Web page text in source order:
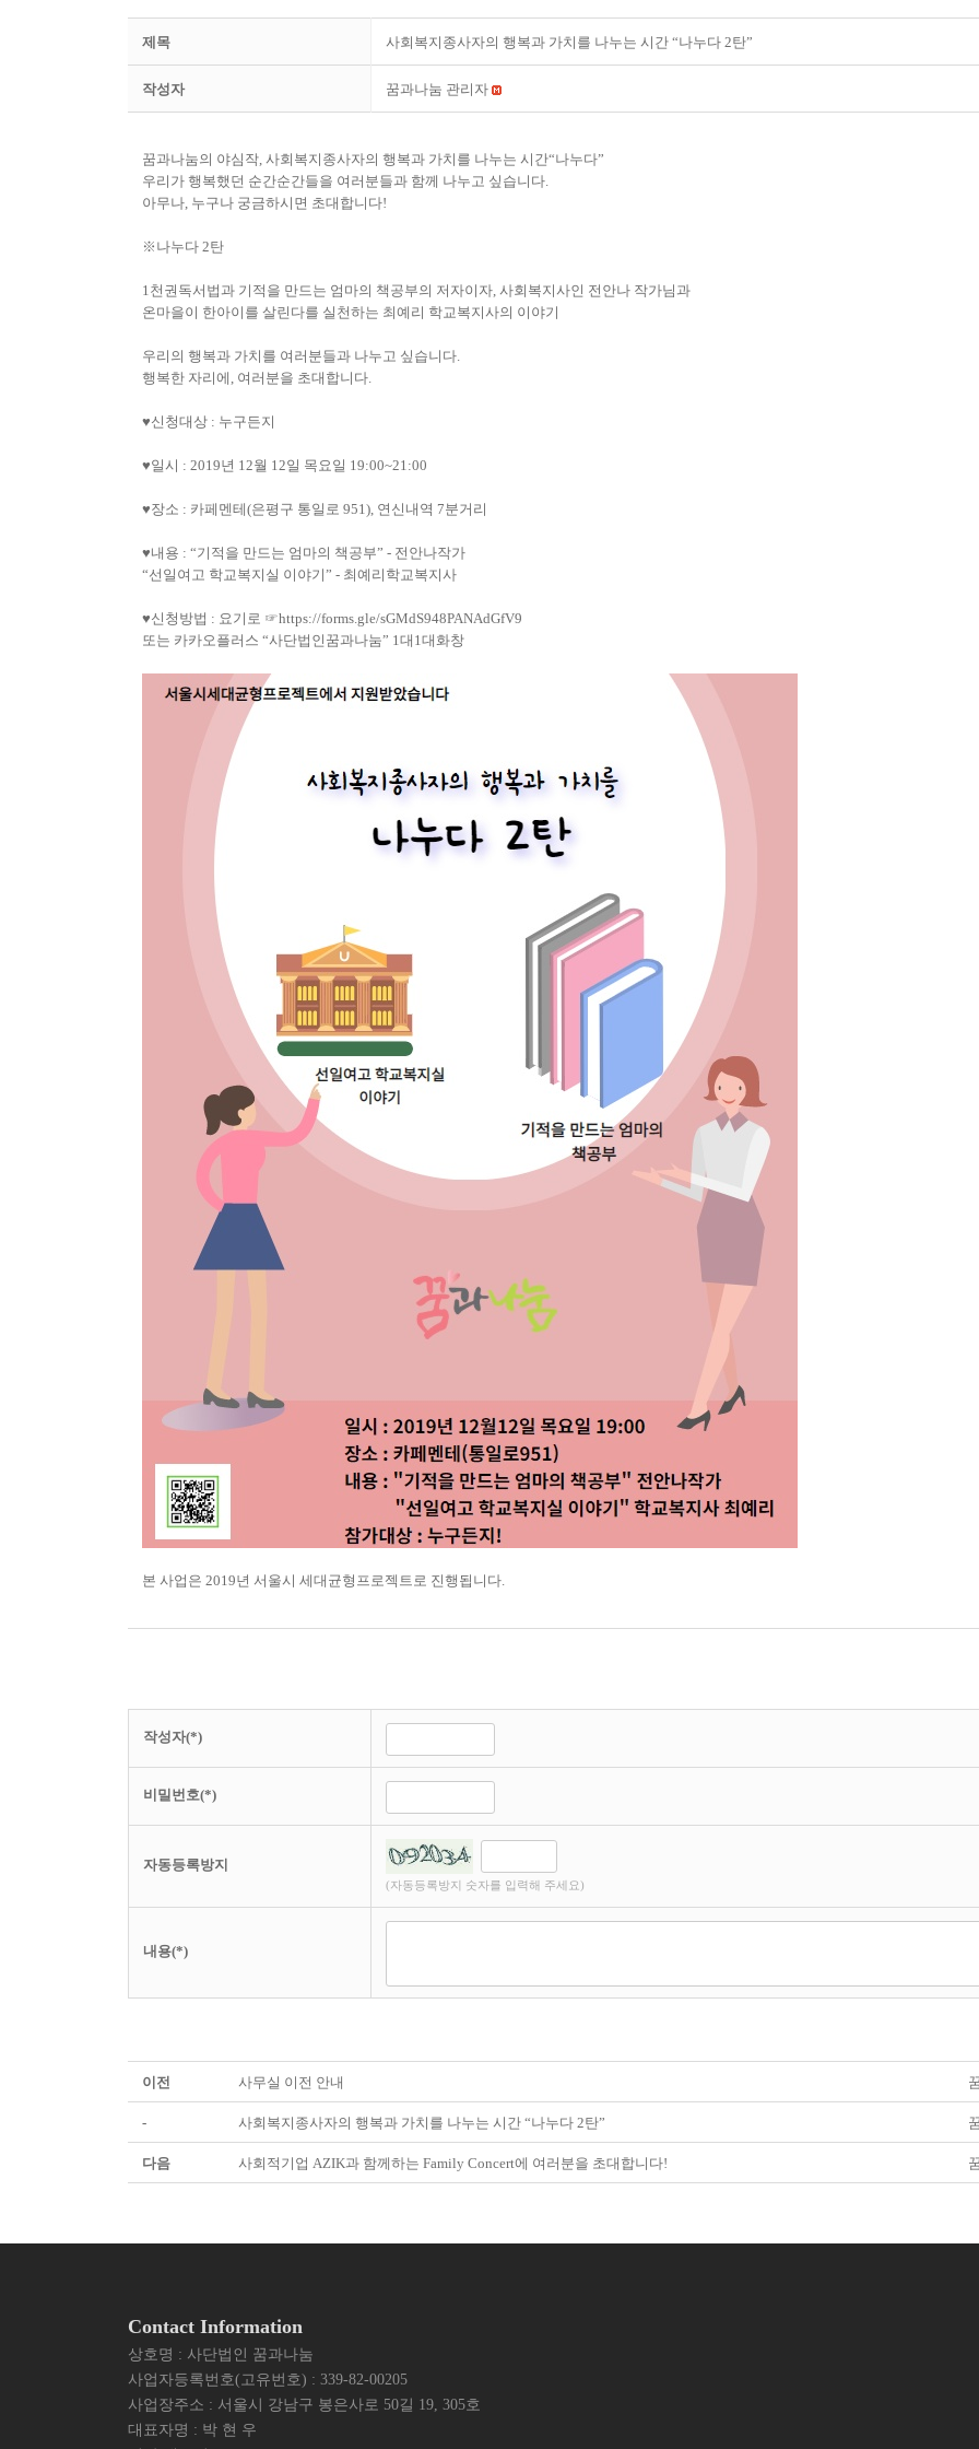
제목 사회복지종사자의 행복과 가치를 나누는 시간 “나누다 2탄”
작성자 꿈과나눔 관리자
꿈과나눔의 야심작, 사회복지종사자의 행복과 가치를 나누는 시간“나누다”
우리가 행복했던 순간순간들을 여러분들과 함께 나누고 싶습니다.
아무나, 누구나 궁금하시면 초대합니다!
※ 나누다 2탄
1천권독서법과 기적을 만드는 엄마의 책공부의 저자이자, 사회복지사인 전안나 작가님과
온마을이 한아이를 살린다를 실천하는 최예리 학교복지사의 이야기
우리의 행복과 가치를 여러분들과 나누고 싶습니다.
행복한 자리에 , 여러분을 초대합니다.
♥신청대상 : 누구든지
♥일시 : 2019년 12월 12일 목요일 19:00~21:00
♥장소 : 카페멘테(은평구 통일로 951), 연신내역 7분거리
♥내용 : “기적을 만드는 엄마의 책공부” - 전안나작가
“선일여고 학교복지실 이야기” - 최예리학교복지사
♥신청방법 : 요기로 ☞https://forms.gle/sGMdS948PANAdGfV9
또는 카카오플러스 “사단법인꿈과나눔” 1대 1대화창
본 사업은 2019년 서울시 세대균형프로젝트로 진행됩니다.
작성자(*)
비밀번호(*)
자동등록방지
(자동등록방지 숫자를 입력해 주세요)
내용(*)
이전 사무실 이전 안내
- 사회복지종사자의 행복과 가치를 나누는 시간 “나누다 2탄”
다음 사회적기업 AZIK과 함께하는 Family Concert에 여러분을 초대합니다!
Contact Information
상호명 : 사단법인 꿈과나눔
사업자등록번호(고유번호) : 339-82-00205
사업장주소 : 서울시 강남구 봉은사로 50길 19, 305호
대표자명 : 박 현 우